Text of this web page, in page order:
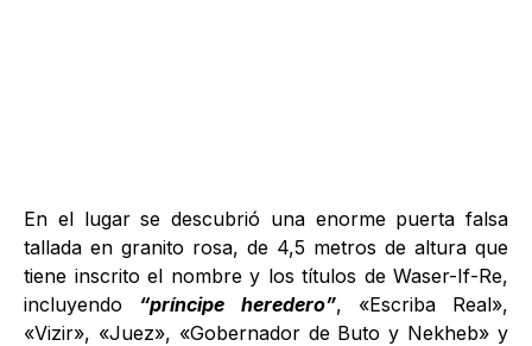
En el lugar se descubrió una enorme puerta falsa
tallada en granito rosa, de 4,5 metros de altura que
tiene inscrito el nombre y los títulos de Waser-If-Re,
incluyendo “príncipe heredero”, «Escriba Real»,
«Vizir», «Juez», «Gobernador de Buto y Nekheb» y